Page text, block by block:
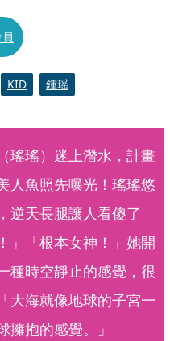
KID 鍾瑶
瑤瑤）迷上潛水，計畫
人魚照先曝光！瑤瑤悠
逆天長腿讓人看傻了
」「根本女神！」她開
種時空靜止的感覺，很
大海就像地球的子宮一
擁抱的感覺。」